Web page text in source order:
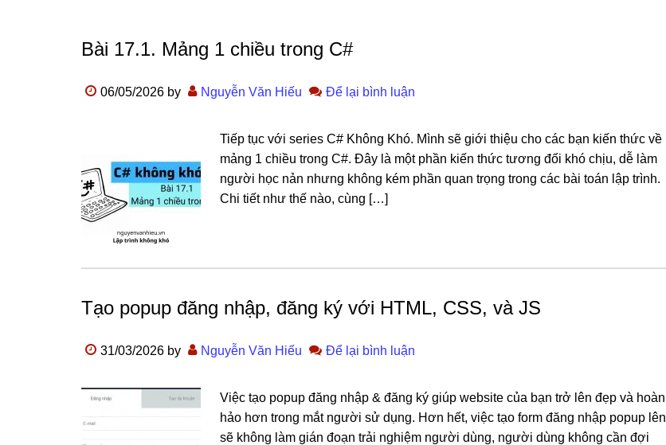
Bài 17.1. Mảng 1 chiều trong C#
06/05/2026 by Nguyễn Văn Hiếu Để lại bình luận
Tiếp tục với series C# Không Khó. Mình sẽ giới thiệu cho các bạn kiến thức về
mảng 1 chiều trong C#. Đây là một phần kiến thức tương đối khó chịu, dễ làm
người học nản nhưng không kém phần quan trọng trong các bài toán lập trình.
Chi tiết như thế nào, cùng […]
Tạo popup đăng nhập, đăng ký với HTML, CSS, và JS
31/03/2026 by Nguyễn Văn Hiếu Để lại bình luận
Việc tạo popup đăng nhập & đăng ký giúp website của bạn trở lên đẹp và hoàn
hảo hơn trong mắt người sử dụng. Hơn hết, việc tạo form đăng nhập popup lên
sẽ không làm gián đoạn trải nghiệm người dùng, người dùng không cần đợi